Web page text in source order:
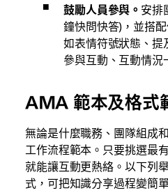
鼓勵人員參與。 安排
鐘快問快答)，並搭
如表情符號狀態、
參與互動、互動情況
AMA 範本及格式
無論是什麼職務、團隊組成
工作流程範本。只要挑選最
就能讓互動更熱絡。以下列
式，可把知識分享過程變簡